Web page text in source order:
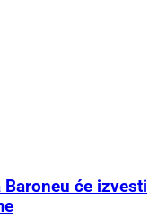
će izvesti